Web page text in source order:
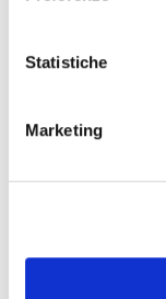
Statistiche
Marketing